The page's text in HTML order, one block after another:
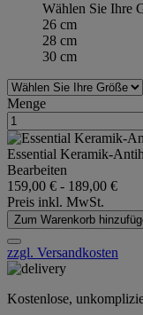
Wählen Sie Ihre
26 cm
28 cm
30 cm
Menge
Essential Keramik-
Bearbeiten
159,00 € - 189,00 €
Preis inkl. MwSt.
Zum Warenkorb
zzgl. Versandkosten
Kostenlose,